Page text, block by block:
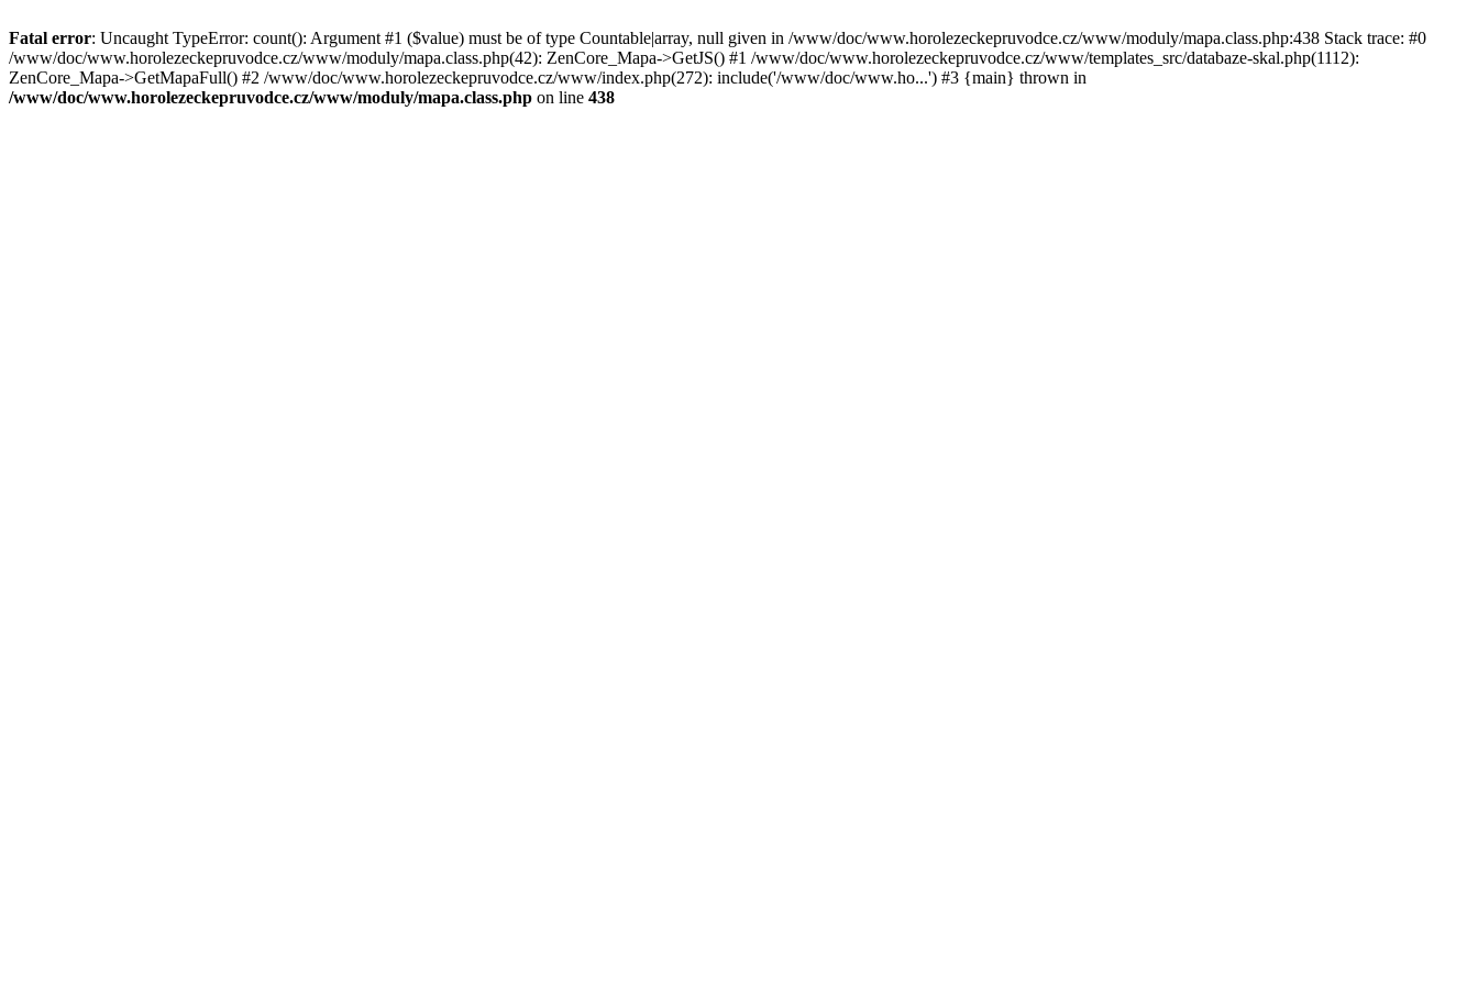
Fatal error: Uncaught TypeError: count(): Argument #1 ($value) must be of type Countable|array, null given in /www/doc/www.horolezeckepruvodce.cz/www/moduly/mapa.class.php:438 Stack trace: #0
/www/doc/www.horolezeckepruvodce.cz/www/moduly/mapa.class.php(42): ZenCore_Mapa->GetJS() #1 /www/doc/www.horolezeckepruvodce.cz/www/templates_src/databaze-skal.php(1112):
ZenCore_Mapa->GetMapaFull() #2 /www/doc/www.horolezeckepruvodce.cz/www/index.php(272): include('/www/doc/www.ho...') #3 {main} thrown in
/www/doc/www.horolezeckepruvodce.cz/www/moduly/mapa.class.php on line 438